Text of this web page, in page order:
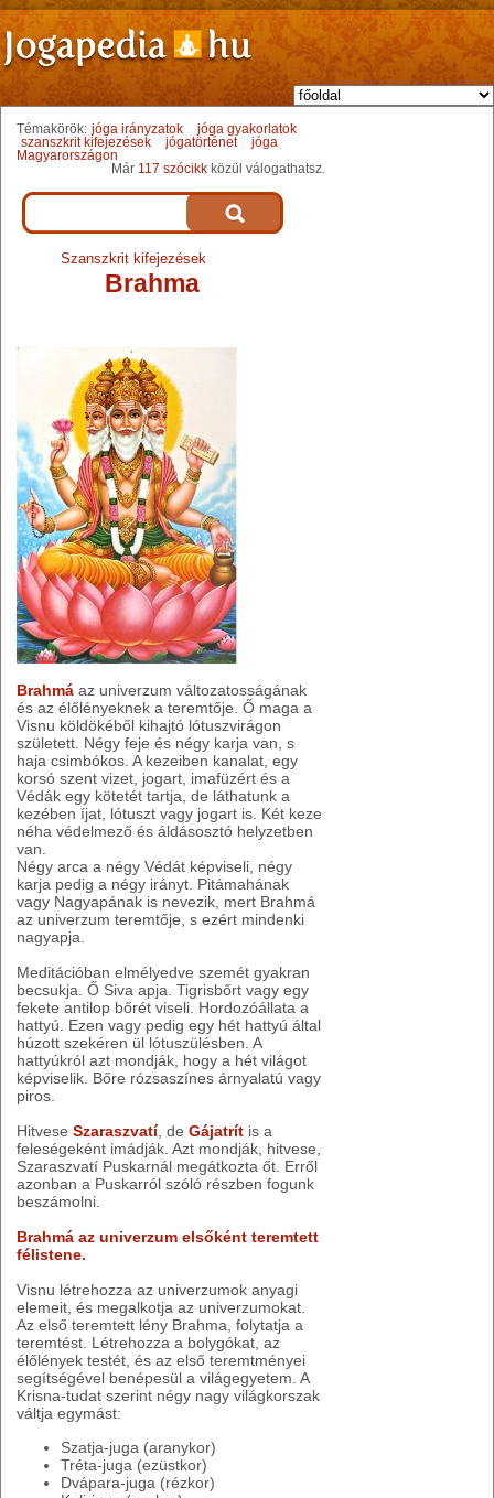
Témakörök: jóga irányzatok
jóga gyakorlatok
szanszkrit kifejezések
jógatörténet
jóga
Magyarországon
Már 117 szócikk közül válogathatsz.
Szanszkrit kifejezések
Brahma
Brahmá az univerzum változatosságának
és az élőlényeknek a teremtője. Ő maga a
Visnu köldökéből kihajtó lótuszvirágon
született. Négy feje és négy karja van, s
haja csimbókos. A kezeiben kanalat, egy
korsó szent vizet, jogart, imafüzért és a
Védák egy kötetét tartja, de láthatunk a
kezében íjat, lótuszt vagy jogart is. Két keze
néha védelmező és áldásosztó helyzetben
van.
Négy arca a négy Védát képviseli, négy
karja pedig a négy irányt. Pitámahának
vagy Nagyapának is nevezik, mert Brahmá
az univerzum teremtője, s ezért mindenki
nagyapja.
Meditációban elmélyedve szemét gyakran
becsukja. Ő Siva apja. Tigrisbőrt vagy egy
fekete antilop bőrét viseli. Hordozóállata a
hattyú. Ezen vagy pedig egy hét hattyú által
húzott szekéren ül lótuszülésben. A
hattyúkról azt mondják, hogy a hét világot
képviselik. Bőre rózsaszínes árnyalatú vagy
piros.
HitveseSzaraszvatí, deGájatrít is a
feleségeként imádják. Azt mondják, hitvese,
Szaraszvatí Puskarnál megátkozta őt. Erről
azonban a Puskarról szóló részben fogunk
beszámolni.
Brahmá az univerzum elsőként teremtett
félistene.
Visnu létrehozza az univerzumok anyagi
elemeit, és megalkotja az univerzumokat.
Az első teremtett lény Brahma, folytatja a
teremtést. Létrehozza a bolygókat, az
élőlények testét, és az első teremtményei
segítségével benépesül a világegyetem. A
Krisna-tudat szerint négy nagy világkorszak
váltja egymást:
Szatja-juga (aranykor)
Tréta-juga (ezüstkor)
Dvápara-juga (rézkor)